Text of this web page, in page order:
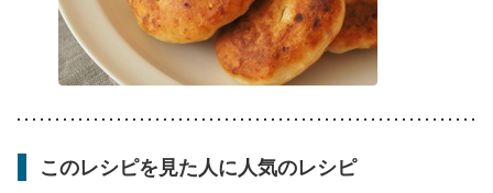
このレシピを見た人に人気のレシピ